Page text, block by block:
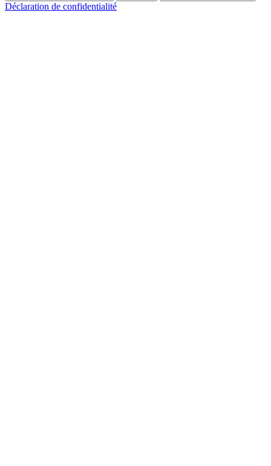
Déclaration de confidentialité